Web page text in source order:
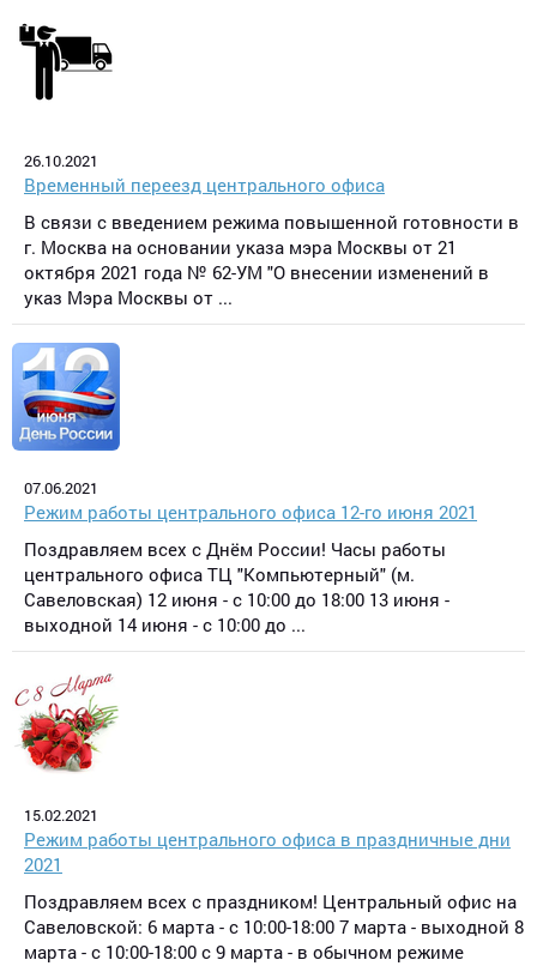
26.10.2021
Временный переезд центрального офиса
В связи с введением режима повышенной готовности в
г. Москва на основании указа мэра Москвы от 21
октября 2021 года № 62-УМ "О внесении изменений в
указ Мэра Москвы от ...
07.06.2021
Режим работы центрального офиса 12-го июня 2021
Поздравляем всех с Днём России! Часы работы
центрального офиса ТЦ "Компьютерный" (м.
Савеловская) 12 июня - с 10:00 до 18:00 13 июня -
выходной 14 июня - с 10:00 до ...
15.02.2021
Режим работы центрального офиса в праздничные дни
2021
Поздравляем всех с праздником! Центральный офис на
Савеловской: 6 марта - с 10:00-18:00 7 марта - выходной 8
марта - с 10:00-18:00 с 9 марта - в обычном режиме